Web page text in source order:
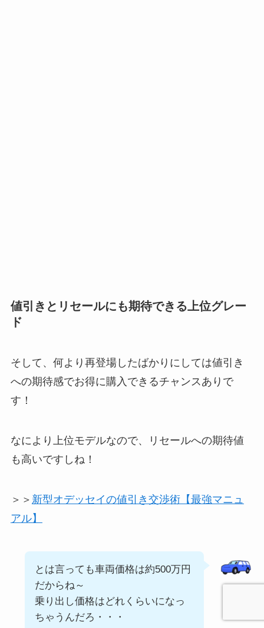
値引きとリセールにも期待できる上位グレー
ド
そして、何より再登場したばかりにしては値引き
への期待感でお得に購入できるチャンスありで
す！
なにより上位モデルなので、リセールへの期待値
も高いですしね！
＞＞ 新型オデッセイの値引き交渉術【最強マニュ
アル】
とは言っても車両価格は約500万円
だからね～
乗り出し価格はどれくらいになっ
ちゃうんだろ・・・